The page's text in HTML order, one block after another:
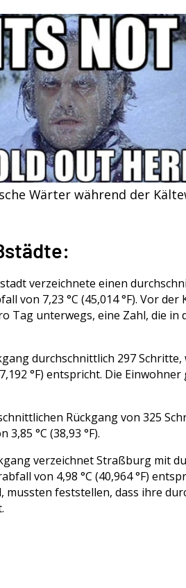
Wärter während der
verzeichnete einen
von 7,23 °C (45,014 °F). Vor
Tag unterwegs, eine Zahl, die in
durchschnittlich 297 Schritte,
°F) entspricht. Die Einwohner
Rückgang von 325
°C (38,93 °F).
verzeichnet Straßburg mit
von 4,98 °C (40,964 °F)
feststellen, dass ihre